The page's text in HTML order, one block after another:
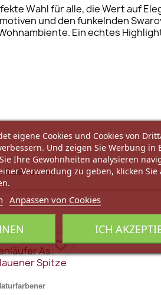
Wahl für alle, die Wert auf
und den funkelnden
Ein echtes
favorite_border
eigene Cookies und Cookies von
Und zeigen Sie Werbung in
Ihre Gewohnheiten analysieren
Verwendung zu geben, klicken Sie
Anpassen von Cookies
ICH